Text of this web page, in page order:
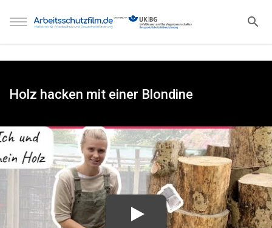
Holz hacken mit einer Blondine